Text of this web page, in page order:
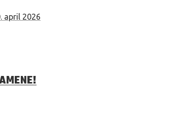
april 2026